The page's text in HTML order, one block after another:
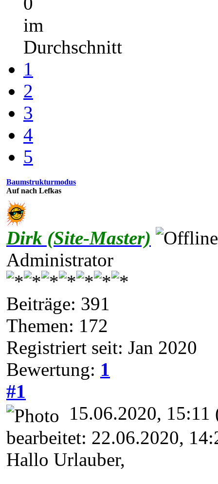
im
Durchschnitt
1
2
3
4
5
Baumstrukturmodus
Auf nach Lefkas
Dirk (Site-Master)
Administrator
Beiträge: 391
Themen: 172
Registriert seit: Jan 2020
Bewertung: 1
#1
15.06.2020, 15:11
bearbeitet: 22.06.2020,
Hallo Urlauber,